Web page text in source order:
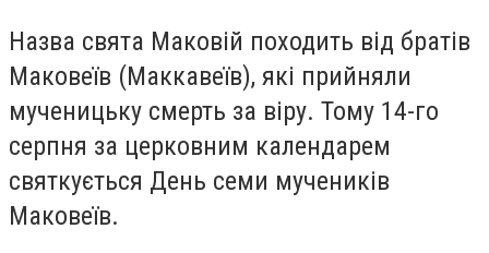
Назва свята Маковій походить від братів
Маковеїв (Маккавеїв), які прийняли
мученицьку смерть за віру. Тому 14-го
серпня за церковним календарем
святкується День семи мучеників
Маковеїв.